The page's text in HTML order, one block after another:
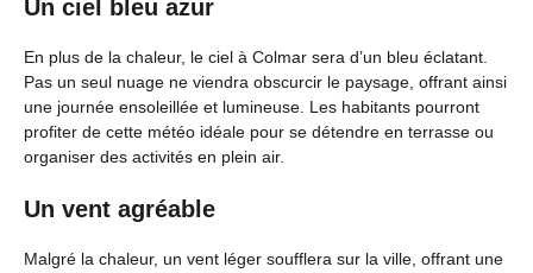
Un ciel bleu azur
En plus de la chaleur, le ciel à Colmar sera d’un bleu éclatant.
Pas un seul nuage ne viendra obscurcir le paysage, offrant ainsi
une journée ensoleillée et lumineuse. Les habitants pourront
profiter de cette météo idéale pour se détendre en terrasse ou
organiser des activités en plein air.
Un vent agréable
Malgré la chaleur, un vent léger soufflera sur la ville, offrant une